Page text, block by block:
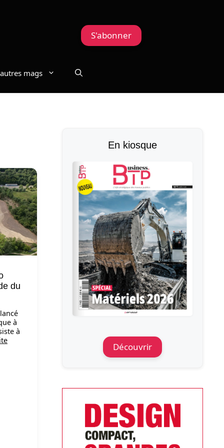
mags
S'abonner
du
à
à
En kiosque
Découvrir